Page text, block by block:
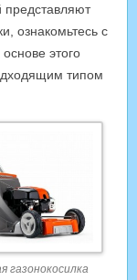
представляют
ознакомьтесь с
этого
типом
газонокосилка